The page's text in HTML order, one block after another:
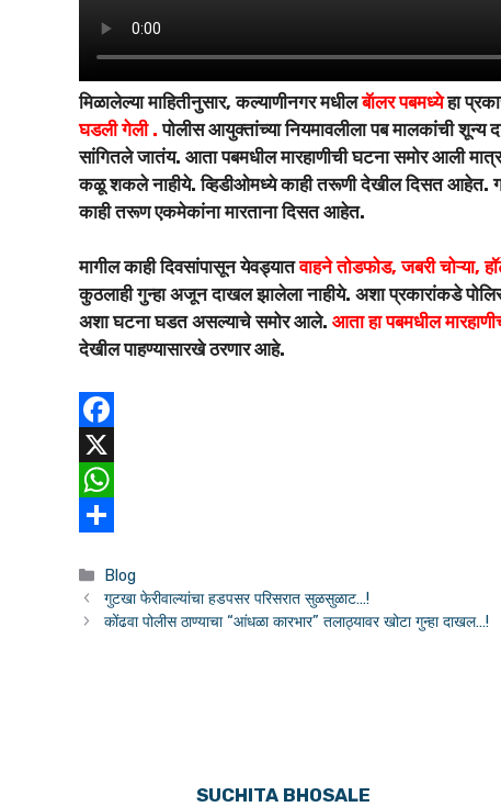
मिळालेल्या माहितीनुसार, कल्याणीनगर मधीलबॅालर पबमध्येहा
घडली गेली . पोलीस आयुक्तांच्या नियमावलीला पब मालकांची शून्य
सांगितले जातंय. आता पबमधील मारहाणीची घटना समोर आली
कळू शकले नाहीये. व्हिडीओमध्ये काही तरूणी देखील दिसत
काही तरूण एकमेकांना मारताना दिसत आहेत.
मागील काही दिवसांपासून येवड्यातवाहने तोडफोड, जबरी चोऱ्या,
कुठलाही गुन्हा अजून दाखल झालेला नाहीये. अशा प्रकारांकडे
अशा घटना घडत असल्याचे समोर आले. आता हा पबमधील
देखील पाहण्यासारखे ठरणार आहे.
F
a
c
b
o
X
W
a
t
h
a
Blog
गुटखा फेरीवाल्यांचा हडपसर परिसरात सुळसुळाट…!
कोंढवा पोलीस ठाण्याचा “आंधळा कारभार” तलाठ्यावर खोटा गुन्हा दाखल…!
SUCHITA BHOSALE